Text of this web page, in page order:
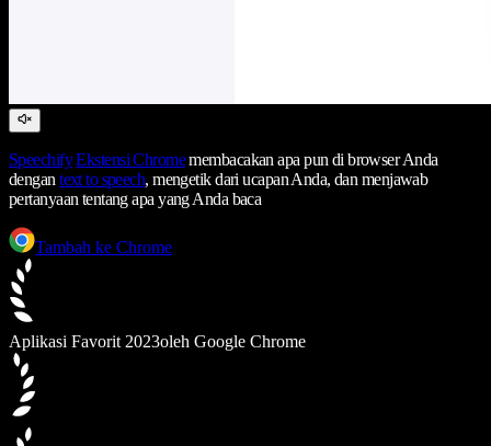
Speechify Ekstensi Chromemembacakan apa pun di browser Anda
dengantext to speech, mengetik dari ucapan Anda, dan menjawab
pertanyaan tentang apa yang Anda baca
Tambah ke Chrome
Aplikasi Favorit 2023oleh Google Chrome